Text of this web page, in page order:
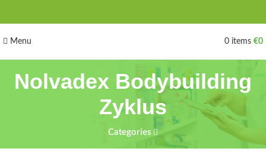
Menu 0 items €0
Nolvadex Bodybuilding
Zyklus
Categories